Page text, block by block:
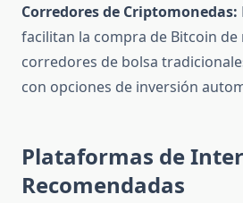
Corredores de Criptomonedas:
facilitan la compra de Bitcoin
corredores de bolsa
con opciones de inversión
Plataformas de
Recomendadas